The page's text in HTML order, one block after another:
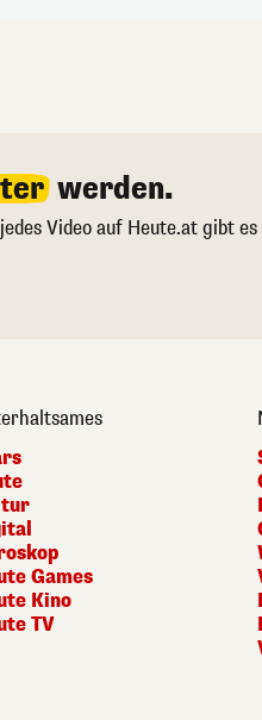
werden.
Video auf Heute.at gibt
Games
Kino
TV